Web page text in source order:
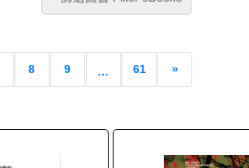
高中通識 Liberal Studies
兒童讀物 Children Book
2012年之前 Before 2012
8 9 … 61 »